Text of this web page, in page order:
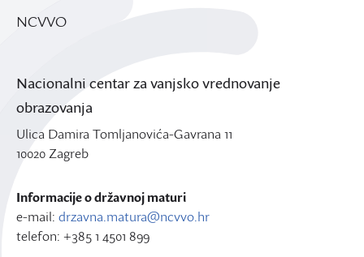
NCVVO
Nacionalni centar za vanjsko vrednovanje
obrazovanja
Ulica Damira Tomljanovića-Gavrana 11
10020 Zagreb
Informacije o državnoj maturi
e-mail: drzavna.matura@ncvvo.hr
telefon: +385 1 4501 899